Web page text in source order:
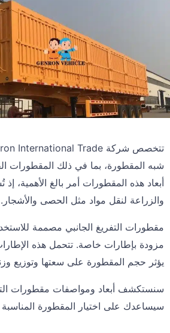
شبه المقطورة، بما في ذلك المقطورات
أبعاد هذه المقطورات أمر بالغ الأهمية، إذ
والزراعة لنقل مواد مثل الحصى والأشجار.
مقطورات التفريغ الجانبي مصممة
مزودة بإطارات خاصة. تتحمل هذه الإطارات
يؤثر حجم المقطورة على سعتها وتوزيع
سنستكشف أبعاد ومواصفات مقطورات
سيساعدك على اختيار المقطورة المناسبة